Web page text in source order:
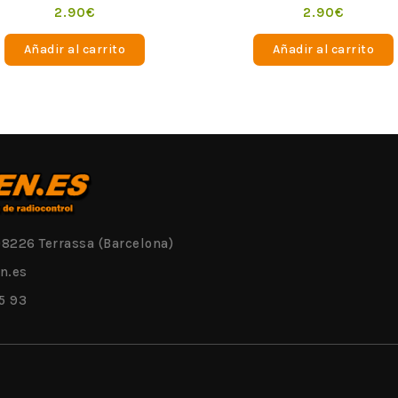
2.90€
Añadir al carrito
2.90€
Añadir al carrito
Terrassa (Barcelona)
93